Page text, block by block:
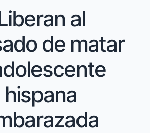
al
de matar
hispana